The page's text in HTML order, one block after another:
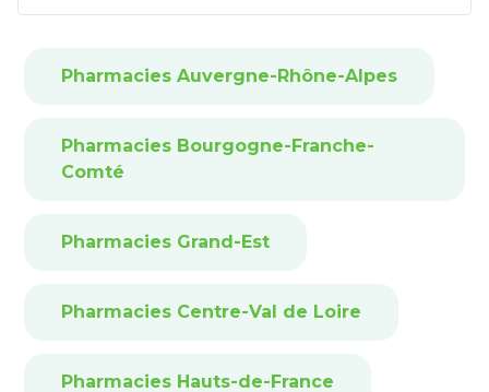
Pharmacies Auvergne-Rhône-Alpes
Pharmacies Bourgogne-Franche-
Comté
Pharmacies Grand-Est
Pharmacies Centre-Val de Loire
Pharmacies Hauts-de-France